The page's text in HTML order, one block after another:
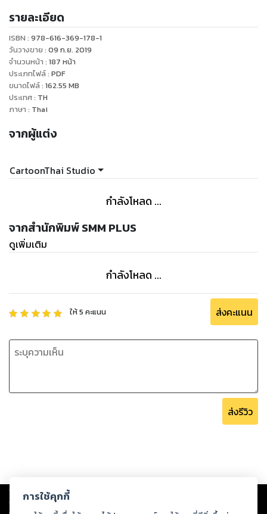
เรื่อยๆ!! มอนสเตอร์แบทเทิล สุดมันส์ ของเหล่าแอสม่าเรสเซอร์
ดำเนินมาถึงเล่ม 4 แล้ว!!
"
รายละเอียด
ISBN : 978-616-369-178-1
วันวางขาย : 09 ก.ย. 2019
จำนวนหน้า : 187 หน้า
ประเภทไฟล์: PDF
ขนาดไฟล์: 162.55 MB
ประเทศ: TH
ภาษา : Thai
จากผู้แต่ง
CartoonThai Studio
กำลังโหลด ...
จากสำนักพิมพ์ SMM PLUS
ดูเพิ่มเติม
กำลังโหลด ...
ให้5 คะแนน ส่งคะแนน
ส่งรีวิว
Copyright © 2026
ต่อผลงานหรือเนื้อหาใดที่อัปโหลดผ่านเว็บไซต์และปรากฏว่าละเมิดสิทธิใน
การใช้คุกกี้